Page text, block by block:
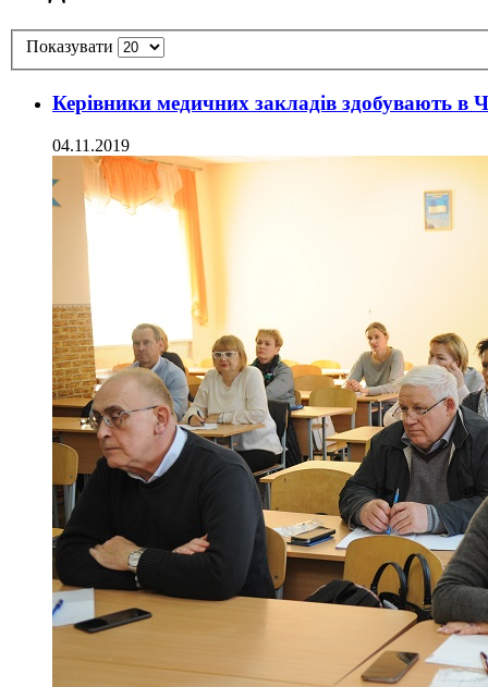
Показувати
Керівники медичних закладів здобувають в
04.11.2019